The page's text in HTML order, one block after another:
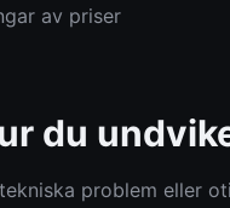
av priser
du
problem eller